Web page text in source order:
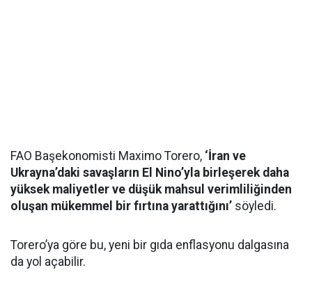
FAO Başekonomisti Maximo Torero, ‘İran ve
Ukrayna’daki savaşların El Nino’yla birleşerek daha
yüksek maliyetler ve düşük mahsul verimliliğinden
oluşan mükemmel bir fırtına yarattığını’ söyledi.
Torero’ya göre bu, yeni bir gıda enflasyonu dalgasına
da yol açabilir.